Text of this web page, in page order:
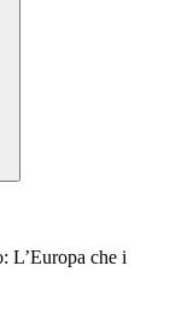
L’Europa che i